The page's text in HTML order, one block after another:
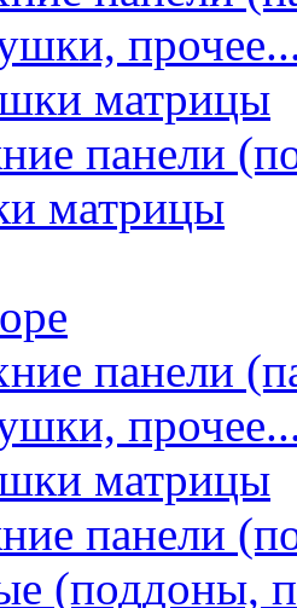
матрицы
панели
матрицы
панели
матрицы
панели
(поддоны,